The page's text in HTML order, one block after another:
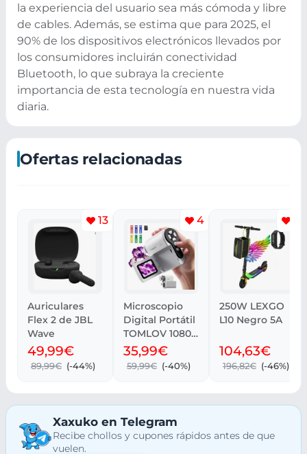
la experiencia del usuario sea más cómoda y libre
de cables. Además, se estima que para 2025, el
90% de los dispositivos electrónicos llevados por
los consumidores incluirán conectividad
Bluetooth, lo que subraya la creciente
importancia de esta tecnología en nuestra vida
diaria.
Ofertas relacionadas
13
Auriculares
Flex 2 de JBL
Wave
49,99€
89,99€ (-44%)
4
Microscopio
Digital Portátil
TOMLOV 1080P
con Pantalla
LCD 2
35,99€
59,99€ (-40%)
250W LEXGO
L10 Negro 5A
104,63€
196,82€ (-46%)
Xaxuko en Telegram
Recibe chollos y cupones rápidos antes de que
vuelen.